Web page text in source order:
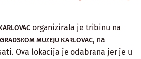
organizirala je tribinu na
GRADSKOM MUZEJU KARLOVAC, na
Ova lokacija je odabrana jer je u